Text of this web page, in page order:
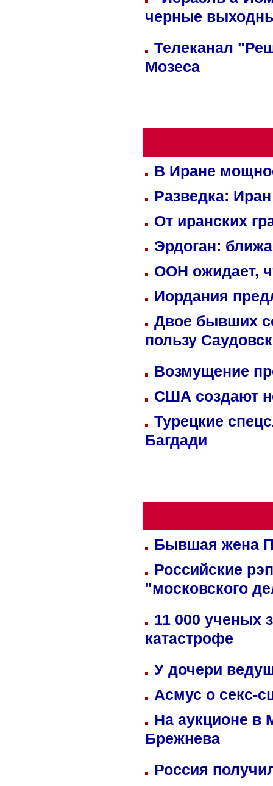
черные
Телеканал
Мозеса
В Иране
Разведка:
От иранских
Эрдоган:
ООН ожидает,
Иордания
Двое бывших
пользу
Возмущение
США создают
Турецкие
Багдади
Бывшая жена
Российские
"московского
11 000 ученых
катастрофе
У дочери
Асмус о секс-
На аукционе в
Брежнева
Россия